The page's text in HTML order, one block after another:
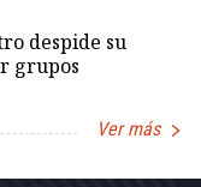
despide su
grupos
Ver más